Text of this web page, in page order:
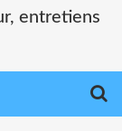
entretiens